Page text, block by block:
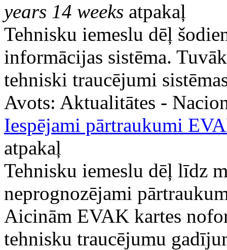
years 14 weeks atpakaļ
Tehnisku iemeslu dēļ
informācijas sistēma.
tehniski traucējumi
Avots: Aktualitātes -
Iespējami pārtraukumi
atpakaļ
Tehnisku iemeslu dēļ līdz
neprognozējami
Aicinām EVAK kartes
tehnisku traucējumu